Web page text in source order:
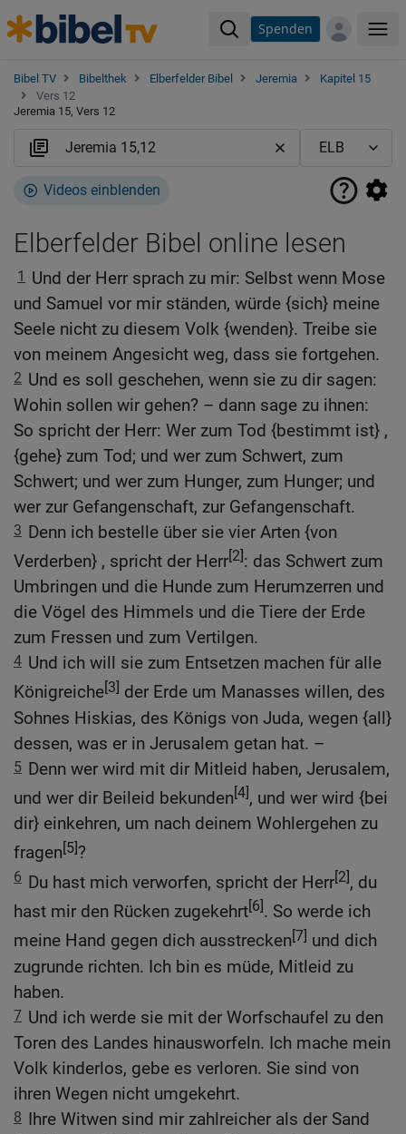
Spenden
Bibel TV Bibelthek Elberfelder Bibel Jeremia
Kapitel 15
Vers 12
Jeremia 15, Vers 12
Videos einblenden
Elberfelder Bibel online lesen
1 Und der Herr sprach zu mir: Selbst wenn Mose
und Samuel vor mir ständen, würde {sich} meine
Seele nicht zu diesem Volk {wenden}. Treibe sie
von meinem Angesicht weg, dass sie fortgehen.
2 Und es soll geschehen, wenn sie zu dir sagen:
Wohin sollen wir gehen? – dann sage zu ihnen:
So spricht der Herr: Wer zum Tod {bestimmt ist} ,
{gehe} zum Tod; und wer zum Schwert, zum
Schwert; und wer zum Hunger, zum Hunger; und
wer zur Gefangenschaft, zur Gefangenschaft.
3 Denn ich bestelle über sie vier Arten {von
Verderben} , spricht der Herr[2]: das Schwert zum
Umbringen und die Hunde zum Herumzerren und
die Vögel des Himmels und die Tiere der Erde
zum Fressen und zum Vertilgen.
4 Und ich will sie zum Entsetzen machen für alle
Königreiche[3] der Erde um Manasses willen, des
Sohnes Hiskias, des Königs von Juda, wegen {all}
dessen, was er in Jerusalem getan hat. –
5 Denn wer wird mit dir Mitleid haben, Jerusalem,
und wer dir Beileid bekunden[4], und wer wird {bei
dir} einkehren, um nach deinem Wohlergehen zu
fragen[5]?
6 Du hast mich verworfen, spricht der Herr[2], du
hast mir den Rücken zugekehrt[6]. So werde ich
meine Hand gegen dich ausstrecken[7] und dich
zugrunde richten. Ich bin es müde, Mitleid zu
haben.
7 Und ich werde sie mit der Worfschaufel zu den
Toren des Landes hinausworfeln. Ich mache mein
Volk kinderlos, gebe es verloren. Sie sind von
ihren Wegen nicht umgekehrt.
8 Ihre Witwen sind mir zahlreicher als der Sand